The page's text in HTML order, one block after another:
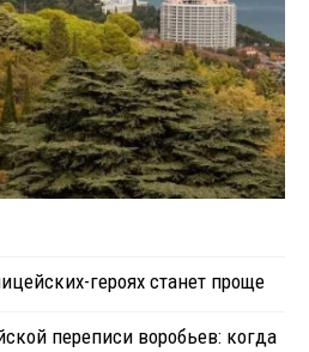
героях станет проще
переписи воробьев: когда